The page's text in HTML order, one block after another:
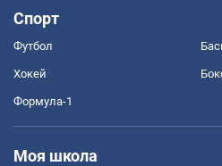
Спорт
Футбол
Хокей
Формула-1
Моя школа